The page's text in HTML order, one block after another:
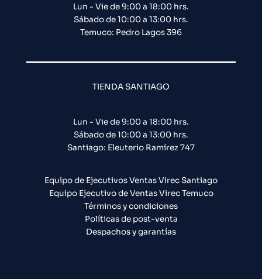
Lun - Vie de 9:00 a 18:00 hrs.
Sábado de 10:00 a 13:00 hrs.
Temuco: Pedro Lagos 396
TIENDA SANTIAGO
Lun - Vie de 9:00 a 18:00 hrs.
Sábado de 10:00 a 13:00 hrs.
Santiago: Eleuterio Ramírez 747​
Equipo de Ejecutivos Ventas Virec Santiago
Equipo Ejecutivo de Ventas Virec Temuco
Términos y condiciones
Políticas de post-venta
Despachos y garantías